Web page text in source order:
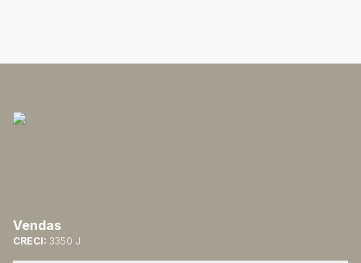
Vendas
CRECI: 3350 J